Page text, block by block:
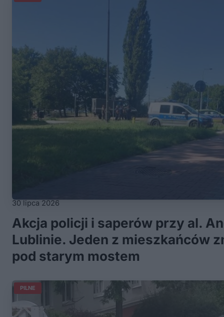
30 lipca 2026
Akcja policji i saperów przy al.
Lublinie. Jeden z mieszkańców
pod starym mostem
PILNE